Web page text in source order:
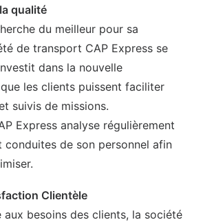
qualité
du meilleur pour sa
de transport CAP Express se
dans la nouvelle
les clients puissent faciliter
suivis de missions.
Express analyse régulièrement
conduites de son personnel afin
Clientèle
besoins des clients, la société